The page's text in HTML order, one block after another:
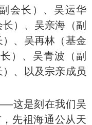
会长）、吴运华
）、吴亲海（副
、吴再林（基金
）、吴青波（副
、以及宗亲成员
这是刻在我们吴
先祖海通公从天